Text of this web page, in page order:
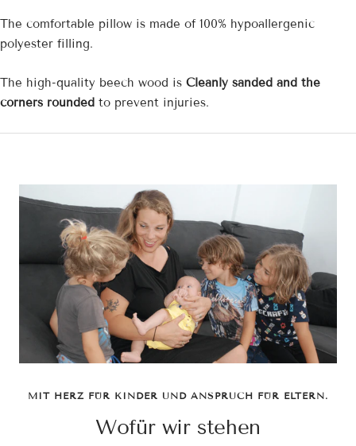
The comfortable pillow is made of 100% hypoallergenic
polyester filling.
The high-quality beech wood is Cleanly sanded and the
corners rounded to prevent injuries.
MIT HERZ FÜR KINDER UND ANSPRUCH FÜR ELTERN.
Wofür wir stehen